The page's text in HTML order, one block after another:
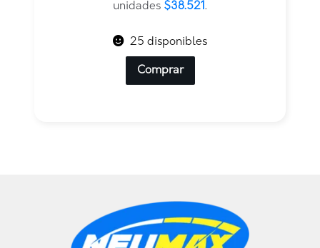
unidades $38.521.
25 disponibles
Comprar